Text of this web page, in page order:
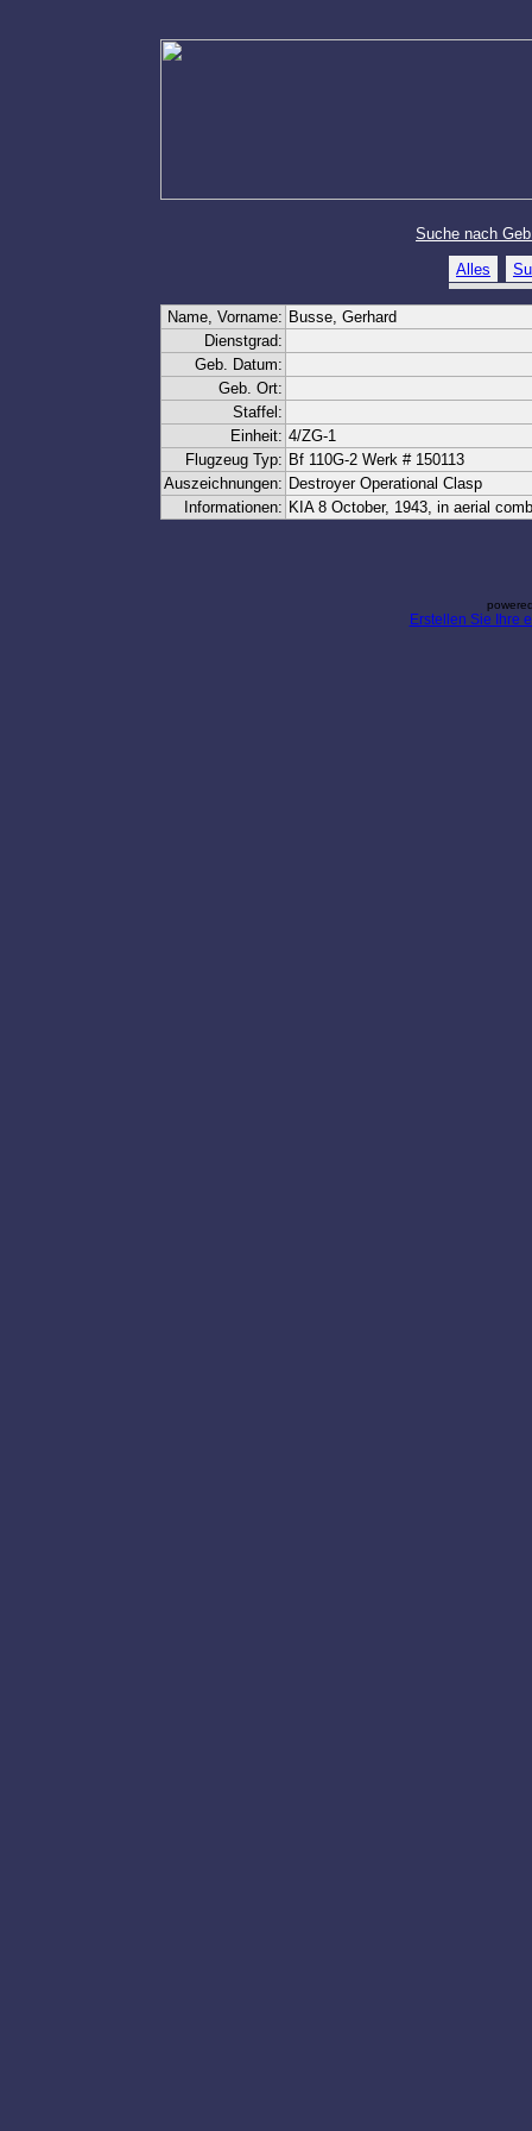
Suche nach
Alles
Name, Vorname: Busse, Gerhard
Dienstgrad:
Geb. Datum:
Geb. Ort:
Staffel:
Einheit: 4/ZG-1
Flugzeug Typ: Bf 110G-2 Werk # 150113
Auszeichnungen: Destroyer Operational Clasp
Informationen: KIA 8 October, 1943, in aerial
Erstellen Sie Ihre